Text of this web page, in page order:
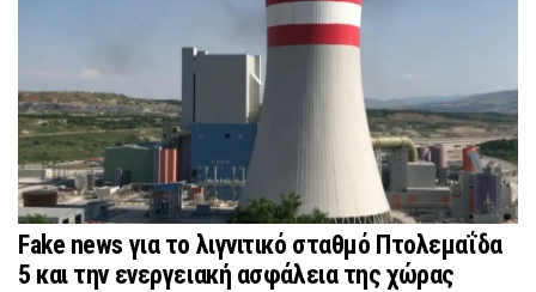
Fake news για το λιγνιτικό σταθμό Πτολεμαΐδα
5 και την ενεργειακή ασφάλεια της χώρας